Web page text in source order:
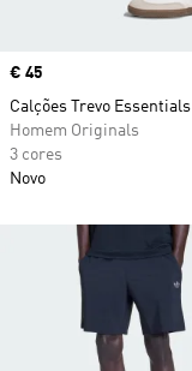
Price
€ 45
Calções Trevo
Homem Originals
3 cores
Novo